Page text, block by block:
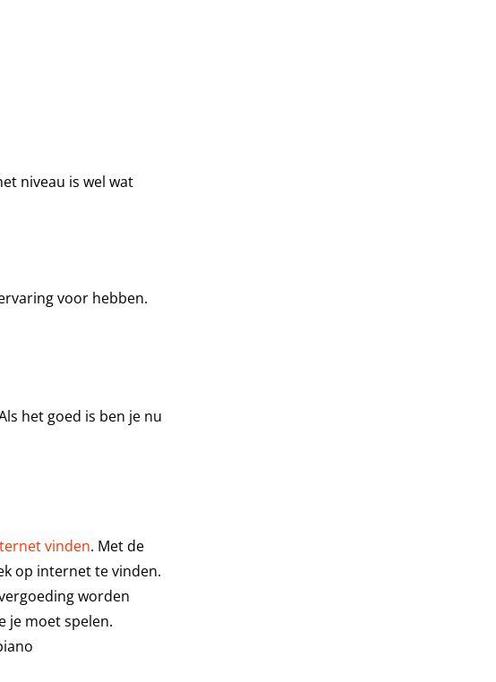
niveau is wel wat
voor hebben.
het goed is ben je nu
vinden. Met de
op internet te vinden.
worden
je moet spelen.